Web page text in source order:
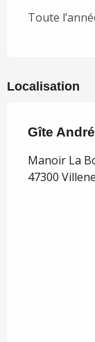
Toute
Localisation
Gîte
Manoir La
47300